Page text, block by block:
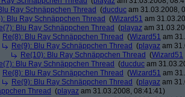
Ray Schnäppchen Thread (ducduc am 31.03.2008,
Blu Ray Schnäppchen Thread (Wizard51 am
Blu Ray Schnäppchen Thread (playaz am
Re(8): Blu Ray Schnäppchen Thread (Wizard51 am
Re(9): Blu Ray Schnäppchen Thread (playaz am
Re(10): Blu Ray Schnäppchen Thread (Wizard51
Blu Ray Schnäppchen Thread (ducduc am
Re(8): Blu Ray Schnäppchen Thread (Wizard51 am
Re(9): Blu Ray Schnäppchen Thread (playaz am
Thread (playaz am 31.03.2008, 08:41:41)